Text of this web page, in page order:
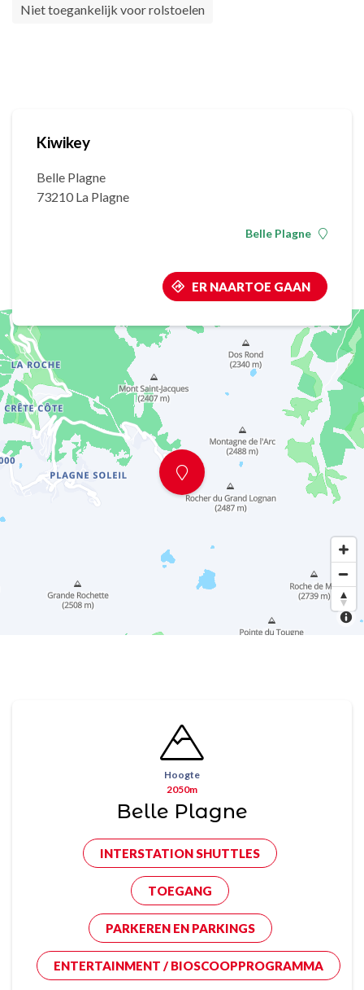
Niet toegankelijk voor rolstoelen
Kiwikey
Belle Plagne
73210 La Plagne
Belle Plagne
ER NAARTOE GAAN
Hoogte
2050m
Belle Plagne
INTERSTATION SHUTTLES
TOEGANG
PARKEREN EN PARKINGS
ENTERTAINMENT / BIOSCOOPPROGRAMMA